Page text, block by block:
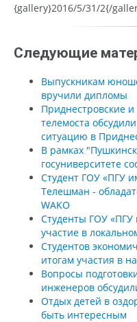
{gallery}2016/5/31/2{/
Следующие
Выпускникам
вручили дипломы
Приднестровские
телемоста
ситуацию в
В рамках
госуниверситете
Студент ГОУ «ПГУ
Телешман -
WAKO
Студенты ГОУ
участие в
Студентов
итогам участия в
Вопросы
инженеров
Отдых детей в
быть интересным